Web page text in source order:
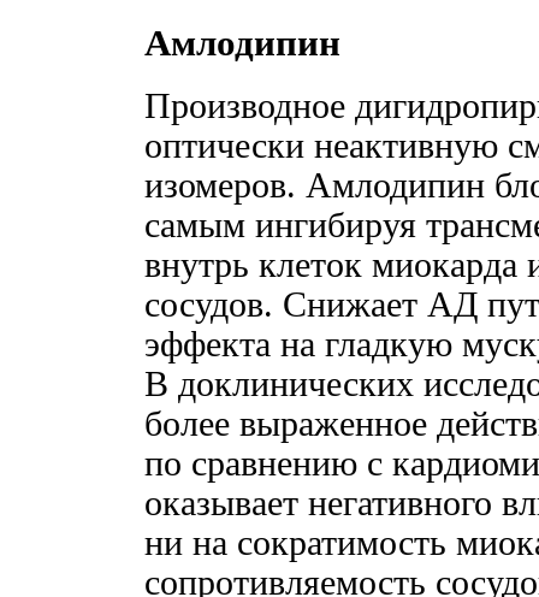
Амлодипин
Производное
оптически неактивную
изомеров. Амлодипин
самым ингибируя
внутрь клеток
сосудов. Снижает АД
эффекта на гладкую
В доклинических
более выраженное
по сравнению с
оказывает негативного
ни на сократимость
сопротивляемость